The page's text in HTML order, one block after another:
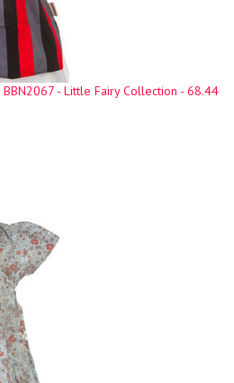
- Little Fairy Collection - 68.44